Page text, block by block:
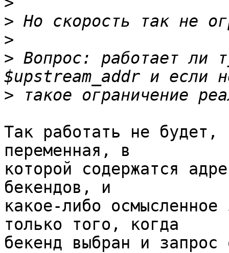
>
>
> Вопрос: работает ли
>
Так работать не
переменная, в
которой содержатся
бекендов, и
какое-либо
только того, когда
бекенд выбран и